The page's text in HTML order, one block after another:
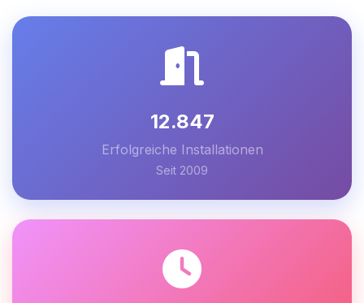
12.847
Erfolgreiche Installationen
Seit 2009